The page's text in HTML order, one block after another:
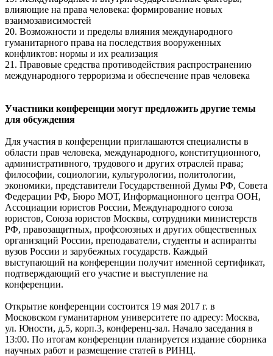
влияющие на права человека: формирование новых
взаимозависимостей
20. Возможности и пределы влияния международного
гуманитарного права на последствия вооруженных
конфликтов: нормы и их реализация
21. Правовые средства противодействия распространению
международного терроризма и обеспечение прав человека
Участники конференции могут предложить другие темы
для обсуждения
Для участия в конференции приглашаются специалисты в
области прав человека, международного, конституционного,
административного, трудового и других отраслей права;
философии, социологии, культурологии, политологии,
экономики, представители Государственной Думы РФ, Совета
Федерации РФ, Бюро МОТ, Информационного центра ООН,
Ассоциации юристов России, Международного союза
юристов, Союза юристов Москвы, сотрудники министерств
РФ, правозащитных, профсоюзных и других общественных
организаций России, преподаватели, студенты и аспиранты
вузов России и зарубежных государств. Каждый
выступающий на конференции получит именной сертификат,
подтверждающий его участие и выступление на
конференции.
Открытие конференции состоится 19 мая 2017 г. в
Московском гуманитарном университете по адресу: Москва,
ул. Юности, д.5, корп.3, конференц-зал. Начало заседания в
13:00. По итогам конференции планируется издание сборника
научных работ и размещение статей в РИНЦ.